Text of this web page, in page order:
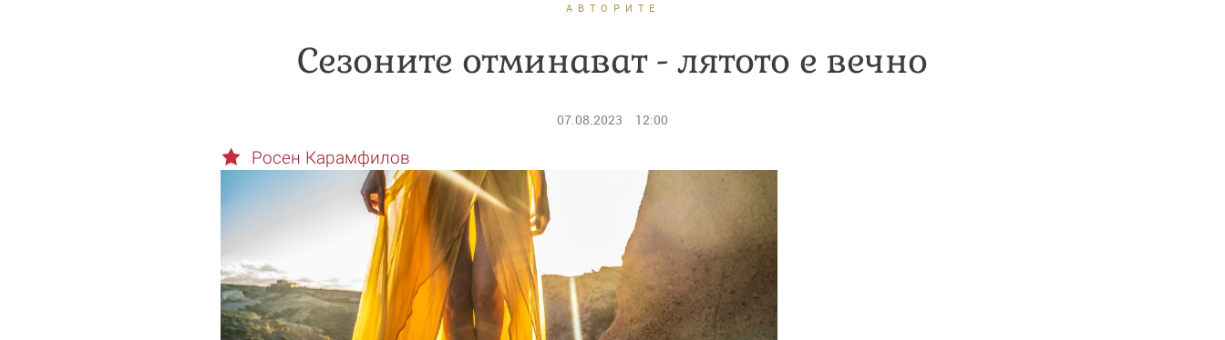
АВТОРИТЕ
Сезоните отминават - лятото е вечно
07.08.2023 12:00
Росен Карамфилов